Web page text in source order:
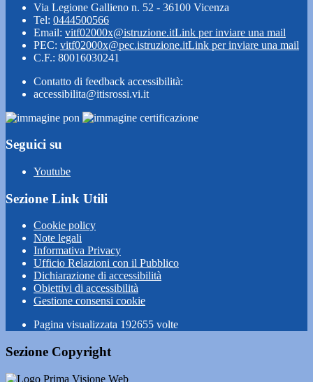
Via Legione Gallieno n. 52 - 36100 Vicenza
Tel: 0444500566
Email: vitf02000x@istruzione.itLink per inviare una mail
PEC: vitf02000x@pec.istruzione.itLink per inviare una mail
C.F.: 80016030241
Contatto di feedback accessibilità:
accessibilita@itisrossi.vi.it
Seguici su
Youtube
Sezione Link Utili
Cookie policy
Note legali
Informativa Privacy
Ufficio Relazioni con il Pubblico
Dichiarazione di accessibilità
Obiettivi di accessibilità
Gestione consensi cookie
Pagina visualizzata 192655 volte
Sezione Copyright